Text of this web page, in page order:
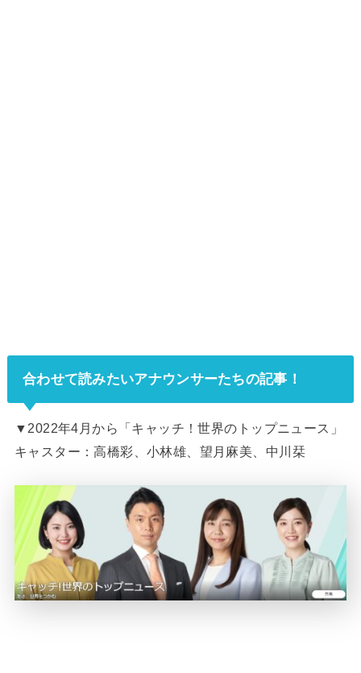
合わせて読みたいアナウンサーたちの記事！
▼2022年4月から「キャッチ！世界のトップニュース」
キャスター：高橋彩、小林雄、望月麻美、中川栞